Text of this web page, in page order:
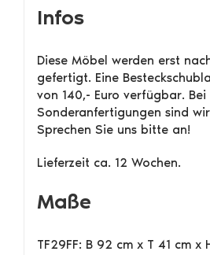
Infos
Diese Möbel werden erst
gefertigt. Eine
von 140,- Euro verfügbar. Bei
Sonderanfertigungen sind
Sprechen Sie uns bitte an!
Lieferzeit ca. 12 Wochen.
Maße
TF29FF: B 92 cm x T 41 cm x